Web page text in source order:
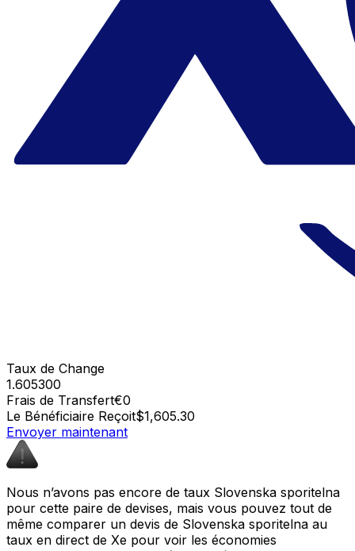
Taux de Change
1.605300
Frais de Transfert€0
Le Bénéficiaire Reçoit$1,605.30
Envoyer maintenant
Nous n’avons pas encore de taux Slovenska sporitelna
pour cette paire de devises, mais vous pouvez tout de
même comparer un devis de Slovenska sporitelna au
taux en direct de Xe pour voir les économies